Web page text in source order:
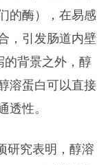
的酶），在易感
，引发肠道内壁
的背景之外，醇
溶蛋白可以直接
透性。
研究表明，醇溶